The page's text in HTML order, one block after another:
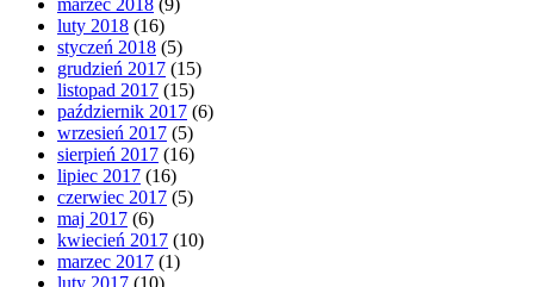
luty 2018 (16)
styczeń 2018 (5)
grudzień 2017 (15)
listopad 2017 (15)
październik 2017 (6)
wrzesień 2017 (5)
sierpień 2017 (16)
lipiec 2017 (16)
czerwiec 2017 (5)
maj 2017 (6)
kwiecień 2017 (10)
marzec 2017 (1)
luty 2017 (10)